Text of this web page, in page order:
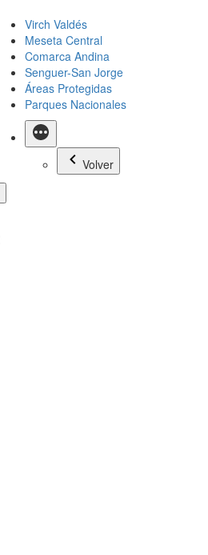
Virch Valdés
Meseta Central
Comarca Andina
Senguer-San Jorge
Áreas Protegidas
Parques Nacionales
Más
Volver